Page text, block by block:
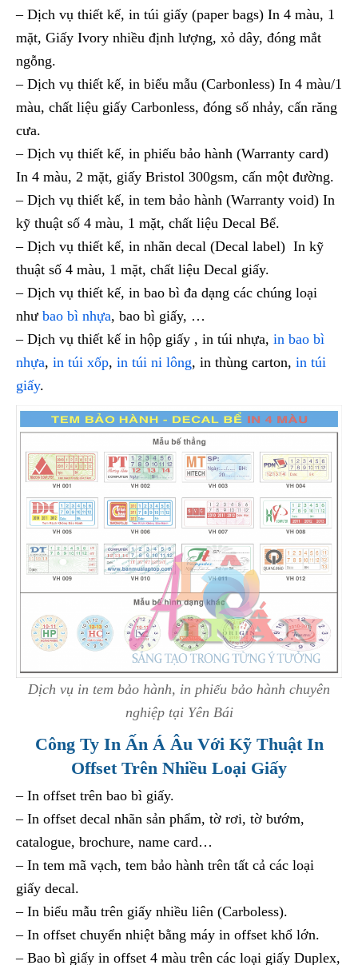
– Dịch vụ thiết kế, in túi giấy (paper bags) In 4 màu, 1
mặt, Giấy Ivory nhiều định lượng, xỏ dây, đóng mắt
ngỗng.
– Dịch vụ thiết kế, in biểu mẫu (Carbonless) In 4 màu/1
màu, chất liệu giấy Carbonless, đóng số nhảy, cấn răng
cưa.
– Dịch vụ thiết kế, in phiếu bảo hành (Warranty card)
In 4 màu, 2 mặt, giấy Bristol 300gsm, cấn một đường.
– Dịch vụ thiết kế, in tem bảo hành (Warranty void) In
kỹ thuật số 4 màu, 1 mặt, chất liệu Decal Bể.
– Dịch vụ thiết kế, in nhãn decal (Decal label) In kỹ
thuật số 4 màu, 1 mặt, chất liệu Decal giấy.
– Dịch vụ thiết kế, in bao bì đa dạng các chúng loại
như bao bì nhựa, bao bì giấy, …
– Dịch vụ thiết kế in hộp giấy , in túi nhựa, in bao bì
nhựa, in túi xốp, in túi ni lông, in thùng carton, in túi
giấy.
Dịch vụ in tem bảo hành, in phiếu bảo hành chuyên
nghiệp tại Yên Bái
Công Ty In Ấn Á Âu Với Kỹ Thuật In
Offset Trên Nhiều Loại Giấy
– In offset trên bao bì giấy.
– In offset decal nhãn sản phẩm, tờ rơi, tờ bướm,
catalogue, brochure, name card…
– In tem mã vạch, tem bảo hành trên tất cả các loại
giấy decal.
– In biểu mẫu trên giấy nhiều liên (Carboless).
– In offset chuyển nhiệt bằng máy in offset khổ lớn.
– Bao bì giấy in offset 4 màu trên các loại giấy Duplex,